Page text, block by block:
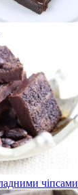
чіпсами